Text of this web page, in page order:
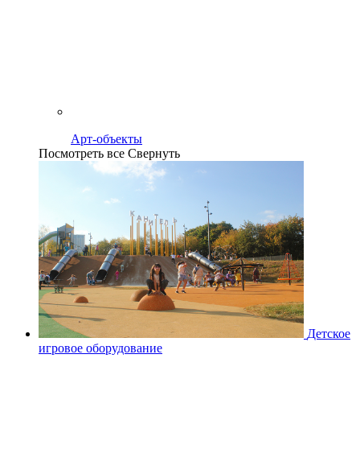
Арт-объекты
Посмотреть все Свернуть
Детское
игровое оборудование